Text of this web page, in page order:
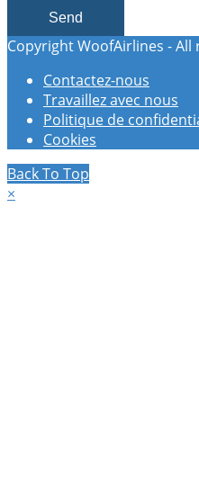
Send
Copyright WoofAirlines - All
Contactez-nous
Travaillez avec nous
Politique de
Cookies
Back To Top
×